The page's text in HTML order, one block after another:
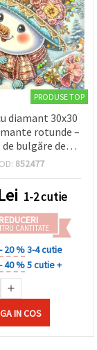
PRODUSE TOP
diamant 30x30
rotunde –
de bulgăre de
colorat cu ramă
852477
1-2 cutie
REDUCERI
CANTITATE
- 20 %3-4 cutie
- 40 %5 cutie +
IN COS